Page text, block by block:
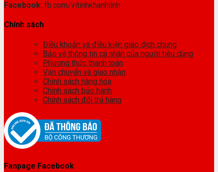
Facebook: fb.com/vitinhkhanhlinh
Chính sách
Điều khoản và điều kiện giao dịch chung
Bảo vệ thông tin cá nhân của người tiêu dùng
Phương thức thanh toán
Vận chuyển và giao nhận
Chính sách hàng hóa
Chính sách bảo hành
Chính sách đổi trả hàng
Fanpage Facebook